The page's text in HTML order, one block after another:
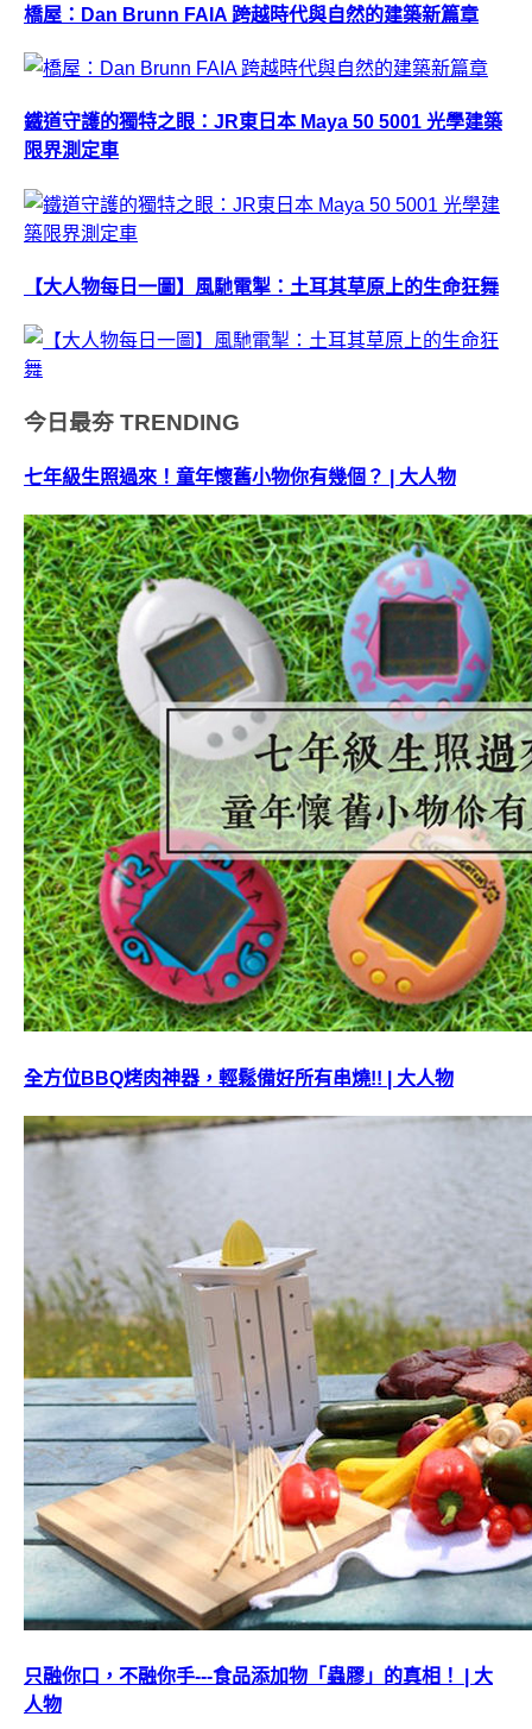
橋屋：Dan Brunn FAIA 跨越時代與自然的建築新篇章
鐵道守護的獨特之眼：JR東日本 Maya 50 5001 光學建築
限界測定車
【大人物每日一圖】風馳電掣：土耳其草原上的生命狂舞
今日最夯 TRENDING
七年級生照過來！童年懷舊小物你有幾個？ | 大人物
全方位BBQ烤肉神器，輕鬆備好所有串燒!! | 大人物
只融你口，不融你手---食品添加物「蟲膠」的真相！ | 大
人物